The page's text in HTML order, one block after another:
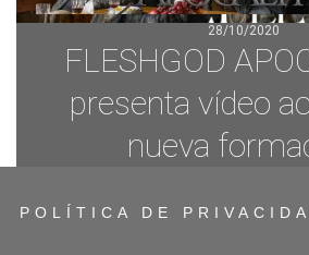
28/10/2020
FLESHGOD
presenta vídeo
nueva
POLÍTICA DE